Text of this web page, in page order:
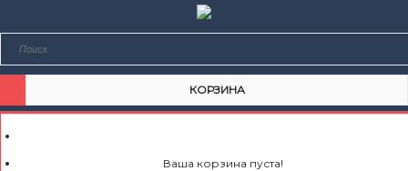
КОРЗИНА
Ваша корзина пуста!